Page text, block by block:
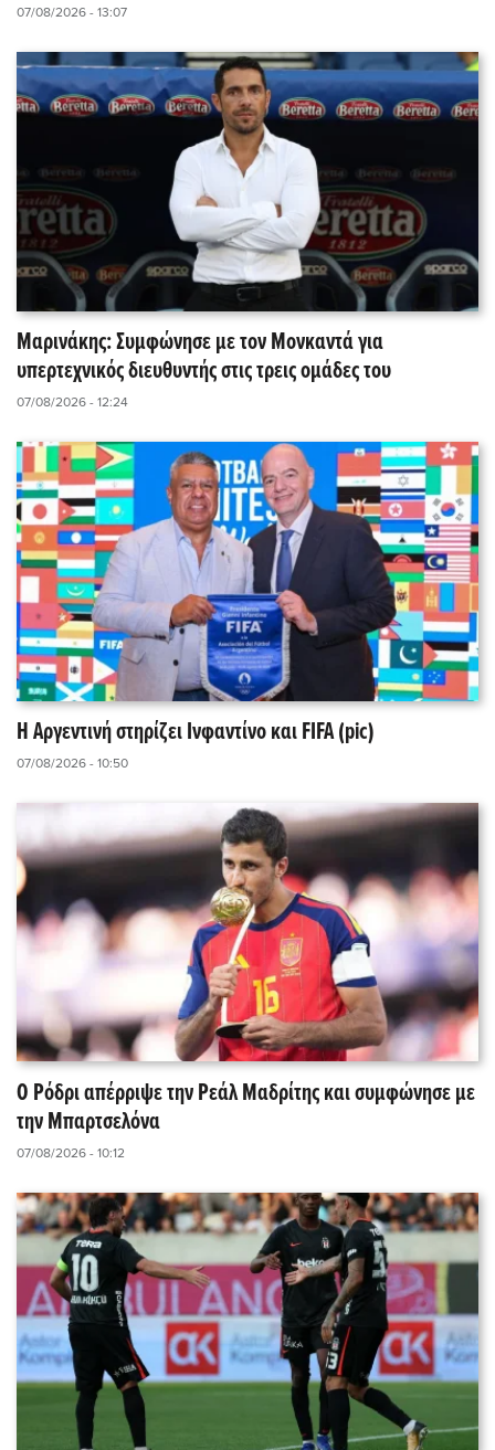
07/08/2026 - 13:07
Μαρινάκης: Συμφώνησε με τον Μονκαντά για
υπερτεχνικός διευθυντής στις τρεις ομάδες του
07/08/2026 - 12:24
Η Αργεντινή στηρίζει Ινφαντίνο και FIFA (pic)
07/08/2026 - 10:50
Ο Ρόδρι απέρριψε την Ρεάλ Μαδρίτης και συμφώνησε με
την Μπαρτσελόνα
07/08/2026 - 10:12